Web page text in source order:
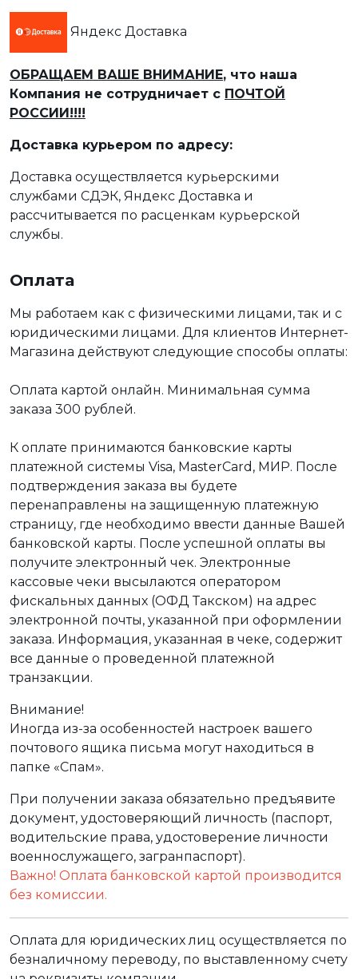
Яндекс Доставка
ОБРАЩАЕМ ВАШЕ ВНИМАНИЕ, что наша
Компания не сотрудничает с ПОЧТОЙ
РОССИИ!!!!
Доставка курьером по адресу:
Доставка осуществляется курьерскими
службами СДЭК, Яндекс Доставка и
рассчитывается по расценкам курьерской
службы.
Оплата
Мы работаем как с физическими лицами, так и с
юридическими лицами. Для клиентов Интернет-
Магазина действуют следующие способы оплаты:
Оплата картой онлайн. Минимальная сумма
заказа 300 рублей.
К оплате принимаются банковские карты
платежной системы Visa, MasterCard, МИР. После
подтверждения заказа вы будете
перенаправлены на защищенную платежную
страницу, где необходимо ввести данные Вашей
банковской карты. После успешной оплаты вы
получите электронный чек. Электронные
кассовые чеки высылаются оператором
фискальных данных (ОФД Такском) на адрес
электронной почты, указанной при оформлении
заказа. Информация, указанная в чеке, содержит
все данные о проведенной платежной
транзакции.
Внимание!
Иногда из-за особенностей настроек вашего
почтового ящика письма могут находиться в
папке «Спам».
При получении заказа обязательно предъявите
документ, удостоверяющий личность (паспорт,
водительские права, удостоверение личности
военнослужащего, загранпаспорт).
Важно! Оплата банковской картой производится
без комиссии.
Оплата для юридических лиц осуществляется по
безналичному переводу, по выставленному счету